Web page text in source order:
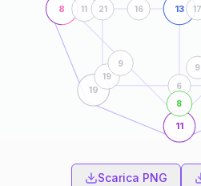
8
11
13
19 6
9
11
8
21 17
16
19
9
Scarica PNG